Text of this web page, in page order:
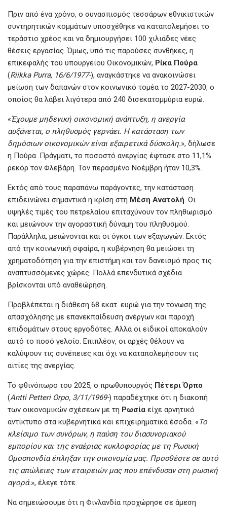
Πριν από ένα χρόνο, ο συνασπισμός τεσσάρων εθνικιστικών
συντηρητικών κομμάτων υποσχέθηκε να καταπολεμήσει το
τεράστιο χρέος και να δημιουργήσει 100 χιλιάδες νέες
θέσεις εργασίας. Όμως, υπό τις παρούσες συνθήκες, η
επικεφαλής του υπουργείου Οικονομικών, Ρίκα Πούρα
(Riikka Purra, 16/6/1977-), αναγκάστηκε να ανακοινώσει
μείωση των δαπανών στον κοινωνικό τομέα το 2027-2030, ο
οποίος θα λάβει λιγότερα από 240 δισεκατομμύρια ευρώ.
«Έχουμε μηδενική οικονομική ανάπτυξη, η ανεργία
αυξάνεται, ο πληθυσμός γερνάει. Η κατάσταση των
δημόσιων οικονομικών είναι εξαιρετικά δύσκολη.», δήλωσε
η Πούρα. Πράγματι, το ποσοστό ανεργίας έφτασε στο 11,1%
ρεκόρ τον Φλεβάρη. Τον περασμένο Νοέμβρη ήταν 10,3%.
Εκτός από τους παραπάνω παράγοντες, την κατάσταση
επιδεινώνει σημαντικά η κρίση στη Μέση Ανατολή. Οι
υψηλές τιμές του πετρελαίου επιταχύνουν τον πληθωρισμό
και μειώνουν την αγοραστική δύναμη του πληθυσμού.
Παράλληλα, μειώνονται και οι όγκοι των εξαγωγών. Εκτός
από την κοινωνική σφαίρα, η κυβέρνηση θα μειώσει τη
χρηματοδότηση για την επιστήμη και τον δανεισμό προς τις
αναπτυσσόμενες χώρες. Πολλά επενδυτικά σχέδια
βρίσκονται υπό αναθεώρηση.
Προβλέπεται η διάθεση 68 εκατ. ευρώ για την τόνωση της
απασχόλησης με επανεκπαίδευση ανέργων και παροχή
επιδομάτων στους εργοδότες. Αλλά οι ειδικοί αποκαλούν
αυτό το ποσό γελοίο. Επιπλέον, οι αρχές θέλουν να
καλύψουν τις συνέπειες και όχι να καταπολεμήσουν τις
αιτίες της ανεργίας.
Το φθινόπωρο του 2025, ο πρωθυπουργός Πέτερι Όρπο
(Antti Petteri Orpo, 3/11/1969-) παραδέχτηκε ότι η διακοπή
των οικονομικών σχέσεων με τη Ρωσία είχε αρνητικό
αντίκτυπο στα κυβερνητικά και επιχειρηματικά έσοδα. « Το
κλείσιμο των συνόρων, η παύση του διασυνοριακού
εμπορίου και της εναέριας κυκλοφορίας με τη Ρωσική
Ομοσπονδία έπληξαν την οικονομία μας. Προσθέστε σε αυτό
τις απώλειες των εταιρειών μας που επένδυσαν στη ρωσική
αγορά.», έλεγε τότε.
Να σημειώσουμε ότι η Φινλανδία προχώρησε σε άμεση